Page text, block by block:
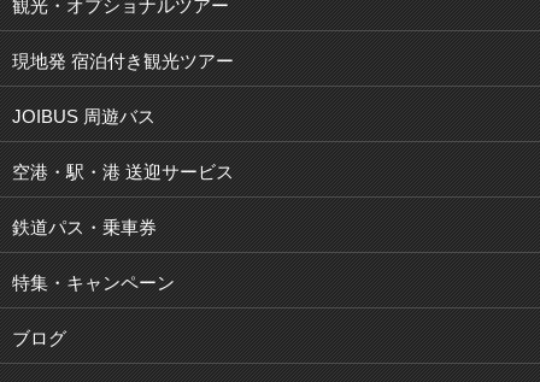
観光・オプショナルツアー
現地発 宿泊付き観光ツアー
JOIBUS 周遊バス
空港・駅・港 送迎サービス
鉄道パス・乗車券
特集・キャンペーン
ブログ